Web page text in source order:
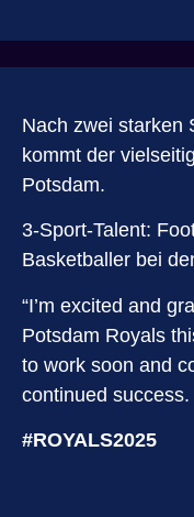
Nach zwei starken
kommt der
Potsdam.
3-Sport-Talent:
Basketballer bei
“I’m excited and
Potsdam Royals
to work soon and
continued success.
#ROYALS2025